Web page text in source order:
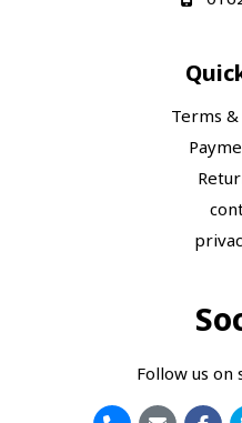
Terms
Follow us on